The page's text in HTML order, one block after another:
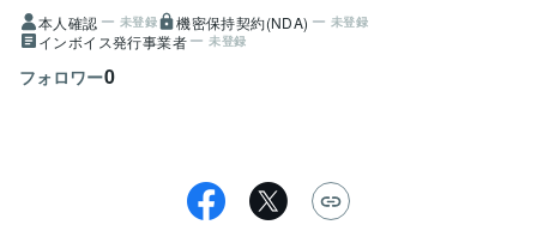
本人確認 未登録 機密保持契約(NDA) 未登録
インボイス発行事業者 未登録
フォロワー0